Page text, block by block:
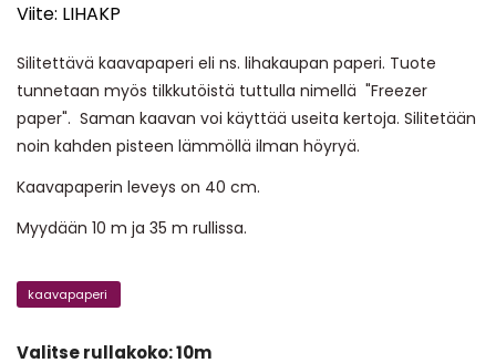
Viite: LIHAKP
Silitettävä kaavapaperi eli ns. lihakaupan paperi. Tuote
tunnetaan myös tilkkutöistä tuttulla nimellä "Freezer
paper". Saman kaavan voi käyttää useita kertoja. Silitetään
noin kahden pisteen lämmöllä ilman höyryä.
Kaavapaperin leveys on 40 cm.
Myydään 10 m ja 35 m rullissa.
kaavapaperi
Valitse rullakoko: 10m